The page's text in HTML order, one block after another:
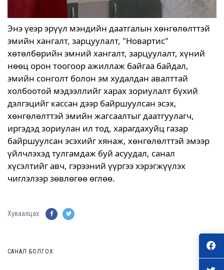
Энэ үеэр эрүүл мэндийн даатгалын хөнгөлөлттэй
эмийн хангалт, зарцуулалт, "Новартис"
хөтөлбөрийн эмний хангалт, зарцуулалт, хүний
нөөц орон тоогоор ажиллаж байгаа байдал,
эмийн сонголт болон эм худалдан авалттай
холбоотой мэдээллийг харах зориулалт бүхий
дэлгэцийг кассан дээр байршуулсан эсэх,
хөнгөлөлттэй эмийн жагсаалтыг даатгуулагч,
иргэдэд зориулан ил тод, харагдахуйц газар
байршуулсан эсэхийг хянаж, хөнгөлөлттэй эмээр
үйлчлэхэд тулгамдаж буй асуудал, санал
хүсэлтийг авч, гэрээний үүргээ хэрэгжүүлэх
чиглэлээр зөвлөгөө өглөө.
Хуваалцах:
САНАЛ БОЛГОХ